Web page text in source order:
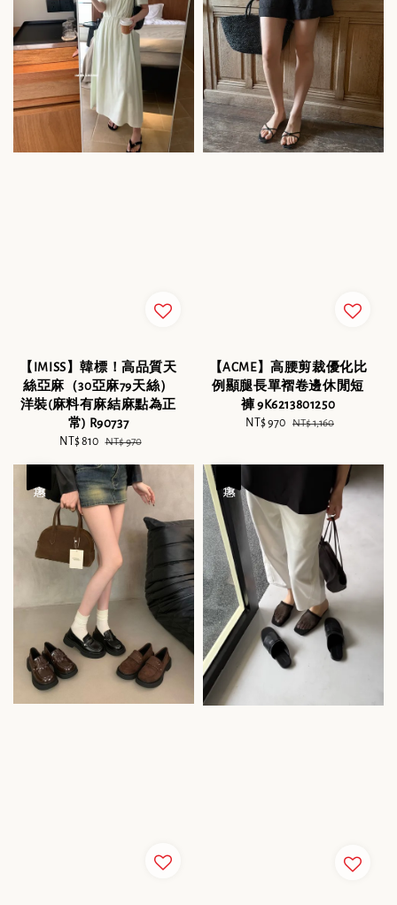
【IMISS】韓標！高品質天
絲亞麻（30亞麻79天絲）
洋裝(麻料有麻結麻點為正
常) R90737
Sale
NT$ 810 Regular
NT$ 970
【ACME】高腰剪裁優化比
例顯腿長單褶卷邊休閒短
褲 9K6213801250
Sale
NT$ 970 Regular
NT$ 1,160